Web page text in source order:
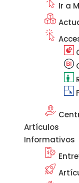
Ir a
Artículos
Informativos